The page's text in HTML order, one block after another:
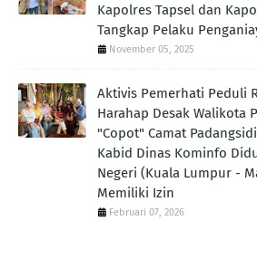
Kapolres Tapsel dan
Tangkap Pelaku
November 05, 2025
Aktivis Pemerhati Peduli
Harahap Desak Walikota
"Copot" Camat
Kabid Dinas Kominfo
Negeri (Kuala Lumpur -
Memiliki Izin
Februari 07, 2026